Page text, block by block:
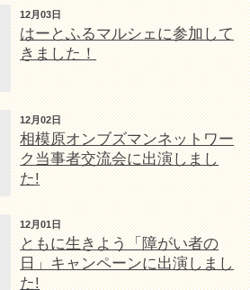
12月03日
はーとふるマルシェに参加して
きました！
12月02日
相模原オンブズマンネットワー
ク当事者交流会に出演しまし
た!
12月01日
ともに生きよう「障がい者の
日」キャンペーンに出演しまし
た!